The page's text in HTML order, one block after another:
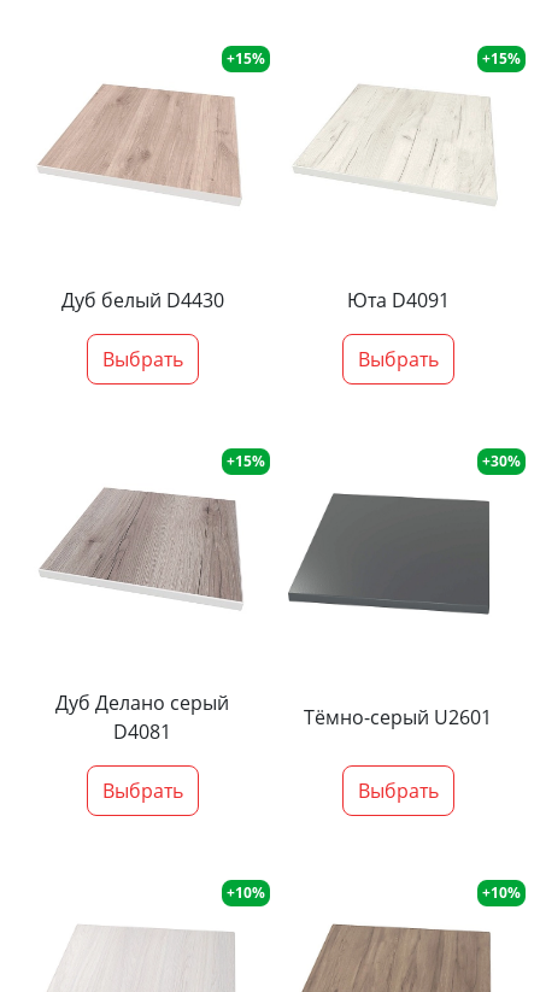
+15%
Дуб белый D4430
Выбрать
+15%
Юта D4091
Выбрать
+15%
Дуб Делано серый
D4081
Выбрать
+30%
Тёмно-серый U2601
Выбрать
+10% +10%